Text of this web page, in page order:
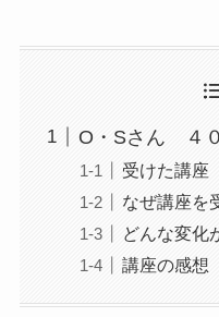
O・Sさん ４
受けた講座
なぜ講座を
どんな変化
講座の感想